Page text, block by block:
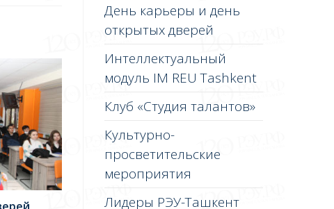
День карьеры и день
открытых дверей
Интеллектуальный
модуль IM REU Tashkent
Клуб «Студия талантов»
Культурно-
просветительские
мероприятия
Лидеры РЭУ-Ташкент